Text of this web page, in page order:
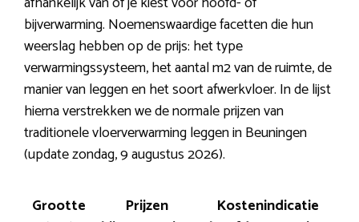
bijverwarming. Noemenswaardige facetten die hun
weerslag hebben op de prijs: het type
verwarmingssysteem, het aantal m2 van de ruimte, de
manier van leggen en het soort afwerkvloer. In de lijst
hierna verstrekken we de normale prijzen van
traditionele vloerverwarming leggen in Beuningen
(update zondag, 9 augustus 2026).
Grootte
Prijzen
Kostenindicatie